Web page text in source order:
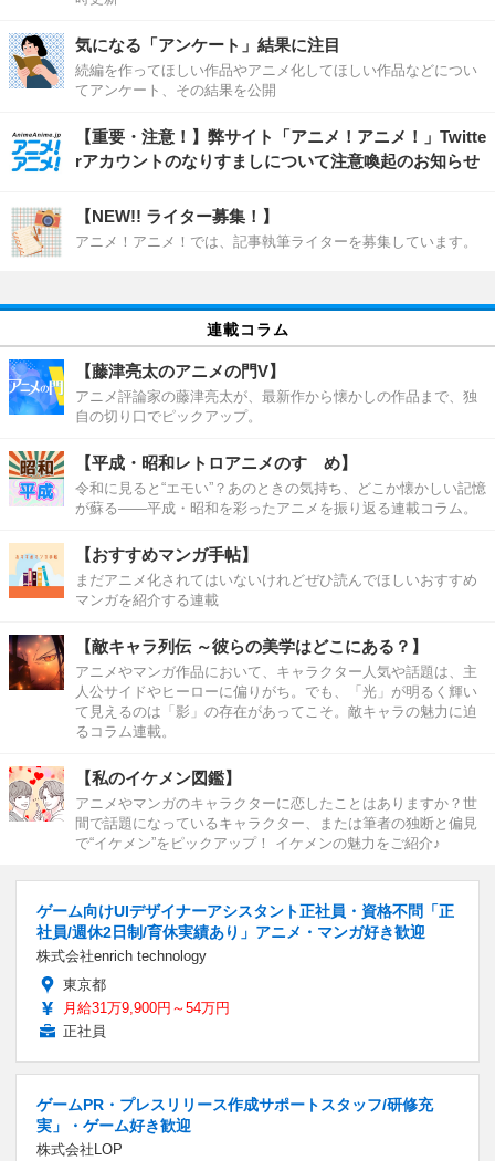
気になる「アンケート」結果に注目
続編を作ってほしい作品やアニメ化してほしい作品などについ
てアンケート、その結果を公開
【重要・注意！】弊サイト「アニメ！アニメ！」Twitte
rアカウントのなりすましについて注意喚起のお知らせ
【NEW!! ライター募集！】
アニメ！アニメ！では、記事執筆ライターを募集しています。
連載コラム
【藤津亮太のアニメの門V】
アニメ評論家の藤津亮太が、最新作から懐かしの作品まで、独
自の切り口でピックアップ。
【平成・昭和レトロアニメのすゝめ】
令和に見ると“エモい”？あのときの気持ち、どこか懐かしい記憶
が蘇る――平成・昭和を彩ったアニメを振り返る連載コラム。
【おすすめマンガ手帖】
まだアニメ化されてはいないけれどぜひ読んでほしいおすすめ
マンガを紹介する連載
【敵キャラ列伝 ～彼らの美学はどこにある？】
アニメやマンガ作品において、キャラクター人気や話題は、主
人公サイドやヒーローに偏りがち。でも、「光」が明るく輝い
て見えるのは「影」の存在があってこそ。敵キャラの魅力に迫
るコラム連載。
【私のイケメン図鑑】
アニメやマンガのキャラクターに恋したことはありますか？世
間で話題になっているキャラクター、または筆者の独断と偏見
で“イケメン”をピックアップ！ イケメンの魅力をご紹介♪
ゲーム向けUIデザイナーアシスタント正社員・資格不問「正
社員/週休2日制/育休実績あり」アニメ・マンガ好き歓迎
株式会社enrich technology
東京都
月給31万9,900円～54万円
正社員
ゲームPR・プレスリリース作成サポートスタッフ/研修充
実」・ゲーム好き歓迎
株式会社LOP